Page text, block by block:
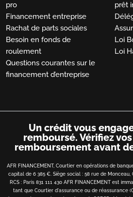
pro
Financement entreprise
Rachat de parts sociales
Besoin en fonds de
roulement
Questions courantes sur le
financement d’entreprise
prêt
Loi
Loi
Un crédit vous
remboursé. Vérifiez
remboursement avant
AFR FINANCEMENT, Courtier en opérations de
capital de 6 385 €. Siège social : 58 rue de Monceau,
RCS : Paris 831 111 430 AFR FINANCEMENT est
tant que Courtier d'assurance ou de réassurance